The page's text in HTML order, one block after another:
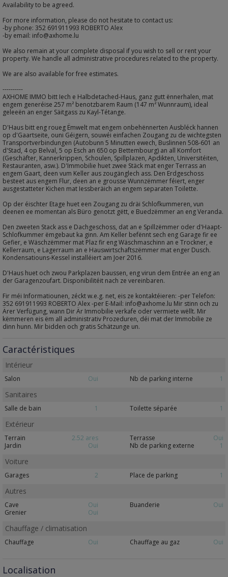
Availability to be agreed.
For more information, please do not hesitate to contact us:
-by phone: 352 691911993 ROBERTO Alex
-by email: info@axhome.lu
We also remain at your complete disposal if you wish to sell or rent your
property. We handle all administrative procedures related to the property.
We are also available for free estimates.
----------
AXHOME IMMO bitt Iech e Halbdetached-Haus, ganz gutt ënnerhalen, mat
engem generéise 257 m² benotzbarem Raum (147 m² Wunnraum), ideal
geleeën an enger Säitgass zu Kayl-Tétange.
D'Haus bitt eng roueg Ëmwelt mat engem onbehënnerten Ausbléck hannen
op d'Gaartseite, ouni Géigern, souwéi einfachen Zougang zu de wichtegsten
Transportverbindungen (Autobunn 5 Minutten ewech, Buslinnen 508-601 an
d'Stad, 4 op Belval, 5 op Esch an 650 op Bettembourg) an all Komfort
(Geschäfter, Kannerkrippen, Schoulen, Spillplazen, Apdikten, Universitéiten,
Restauranten, asw.). D'Immobilie huet zwee Stäck mat enger Terrass an
engem Gaart, deen vum Keller aus zougänglech ass. Den Erdgeschoss
besteet aus engem Flur, deen an e grousse Wunnzëmmer féiert, enger
ausgestatteter Kichen mat Iessberäich an engem separaten Toilette.
Op der éischter Etage huet een Zougang zu dräi Schlofkummeren, vun
deenen ee momentan als Büro genotzt gëtt, e Buedzëmmer an eng Veranda.
Den zweeten Stack ass e Dachgeschoss, dat an e Spillzëmmer oder d'Haapt-
Schlofkummer ëmgebaut ka ginn. Am Keller befënnt sech eng Garage fir ee
Gefier, e Wäschzëmmer mat Plaz fir eng Wäschmaschinn an e Trockner, e
Kellerraum, e Lagerraum an e Hauswirtschaftszëmmer mat enger Dusch.
Kondensatiouns-Kessel installéiert am Joer 2016.
D'Haus huet och zwou Parkplazen baussen, eng virun dem Entrée an eng an
der Garagenzoufart. Disponibilitéit nach ze vereinbaren.
Fir méi Informatiounen, zéckt w.e.g. net, eis ze kontaktéieren: -per Telefon:
352 691911993 ROBERTO Alex -per E-Mail: info@axhome.lu Mir stinn och zu
Ärer Verfügung, wann Dir Är Immobilie verkafe oder vermiete wëllt. Mir
këmmeren eis ëm all administrativ Prozeduren, déi mat der Immobilie ze
dinn hunn. Mir bidden och gratis Schätzunge un.
Caractéristiques
Intérieur
Salon Oui Nb de parking interne 1
Sanitaires
Salle de bain 1 Toilette séparée 1
Extérieur
Terrain 2.52 ares Terrasse
Oui
Jardin
Oui Nb de parking externe 1
Voiture
Garages 2 Place de parking 1
Autres
Cave Oui Buanderie
Oui
Grenier
Oui
Chauffage / climatisation
Chauffage Oui Chauffage au gaz Oui
Localisation